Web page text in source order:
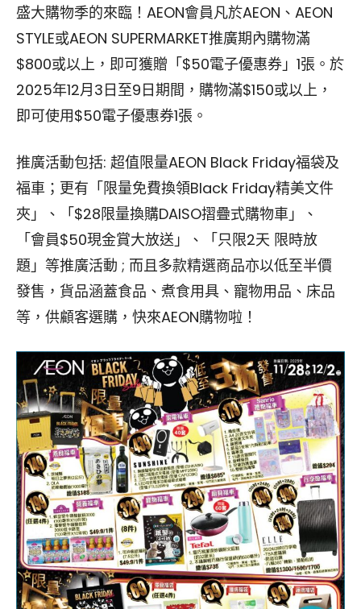
盛大購物季的來臨！AEON會員凡於AEON、AEON
STYLE或AEON SUPERMARKET推廣期內購物滿
$800或以上，即可獲贈「$50電子優惠券」1張。於
2025年12月3日至9日期間，購物滿$150或以上，
即可使用$50電子優惠券1張。
推廣活動包括: 超值限量AEON Black Friday福袋及
福車；更有「限量免費換領Black Friday精美文件
夾」、「$28限量換購DAISO摺疊式購物車」、
「會員$50現金賞大放送」、「只限2天 限時放
題」等推廣活動 ; 而且多款精選商品亦以低至半價
發售，貨品涵蓋食品、煮食用具、寵物用品、床品
等，供顧客選購，快來AEON購物啦！